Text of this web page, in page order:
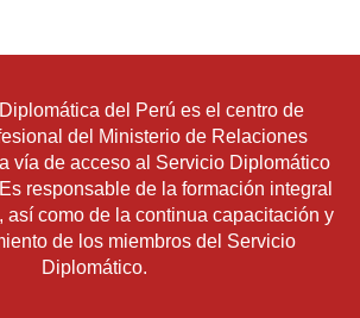
del Perú es el centro de
del Ministerio de Relaciones
vía de acceso al Servicio Diplomático
responsable de la formación integral
así como de la continua capacitación y
de los miembros del Servicio
Diplomático.